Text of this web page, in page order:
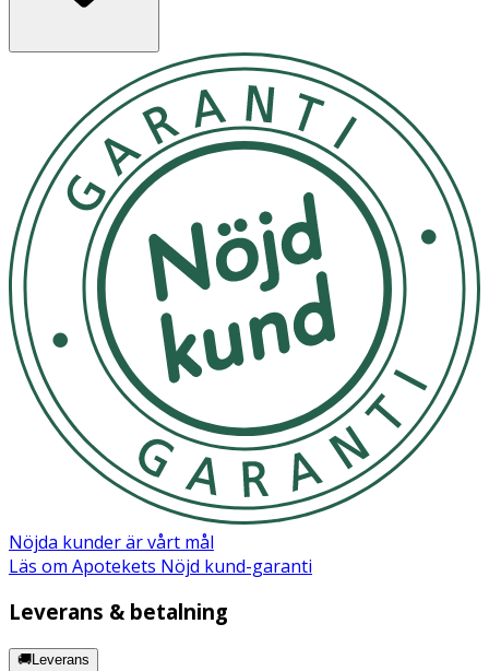
Nöjda kunder är vårt mål
Läs om Apotekets Nöjd kund-garanti
Leverans & betalning
🚚Leverans